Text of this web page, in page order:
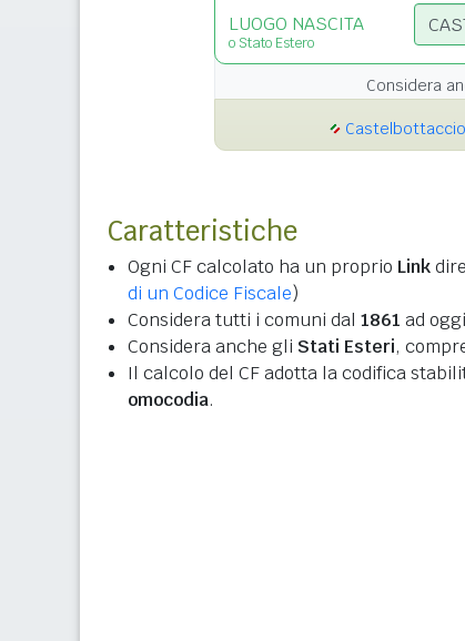
LUOGO NASCITA
o Stato Estero
Considera
Caratteristiche
Ogni CF calcolato ha un proprio Link
di un Codice Fiscale)
Considera tutti i comuni dal 1861 ad
Considera anche gli Stati Esteri,
Il calcolo del CF adotta la codifica
omocodia.